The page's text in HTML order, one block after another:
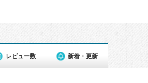
レビュー数 新着・更新